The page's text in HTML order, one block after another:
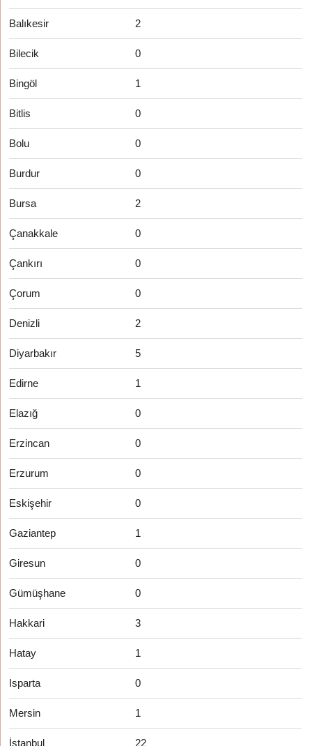
Balıkesir 2
Bilecik 0
Bingöl 1
Bitlis 0
Bolu 0
Burdur 0
Bursa 2
Çanakkale 0
Çankırı 0
Çorum 0
Denizli 2
Diyarbakır 5
Edirne 1
Elazığ 0
Erzincan 0
Erzurum 0
Eskişehir 0
Gaziantep 1
Giresun 0
Gümüşhane 0
Hakkari 3
Hatay 1
Isparta 0
Mersin 1
İstanbul 22